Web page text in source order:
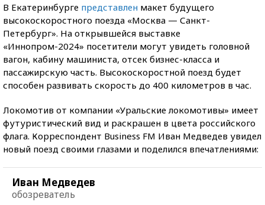
В Екатеринбурге представлен макет будущего
высокоскоростного поезда «Москва — Санкт-
Петербург». На открывшейся выставке
«Иннопром-2024» посетители могут увидеть головной
вагон, кабину машиниста, отсек бизнес-класса и
пассажирскую часть. Высокоскоростной поезд будет
способен развивать скорость до 400 километров в час.
Локомотив от компании «Уральские локомотивы» имеет
футуристический вид и раскрашен в цвета российского
флага. Корреспондент Business FM Иван Медведев увидел
новый поезд своими глазами и поделился впечатлениями:
Иван Медведев
обозреватель